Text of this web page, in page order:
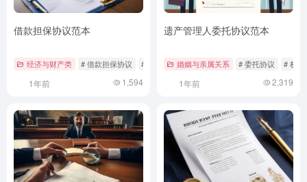
借款担保协议范本
经济与财产类 # 借款担保协议 # 法律依据 # 法律范本
1年前 1,594
遗产管理人委托协议范本
婚姻与亲属关系 # 委托协议 # 权利
1年前 2,319